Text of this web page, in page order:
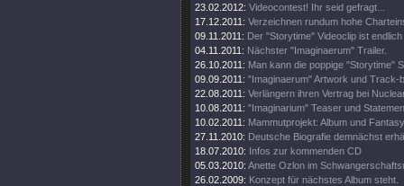
23.02.2012: Videocontest! Ihr seid gefragt...
17.12.2011: Verzeichnen rundum hohe
09.11.2011: Der "Storytime" Videoclip ist endlich
04.11.2011: Nächster "Imaginaerum" Trailer.
26.10.2011: Man kann die poppige "Storytime"
09.09.2011: "Imaginaerum" Artwork und Track-
22.08.2011: Verlängern ihren Vertrag bei
10.08.2011: "Imaginarium" Teaser und
10.02.2011: Mammutprojekt: Album und
27.11.2010: Deutsche Biografie demnächst
18.07.2010: Infos zur kommenden CD
05.03.2010: Anette Ozlon im
26.02.2009: Konzept für nächstes Album steht.